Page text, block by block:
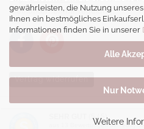
gewährleisten, die Nutzung
Ihnen ein bestmögliches
Informationen finden Sie in unserer
Alle
Nur
Weitere
Kleinunternehmerregelung.
Vertrag widerrufen
(5 / 5)
Bewertungen bei: